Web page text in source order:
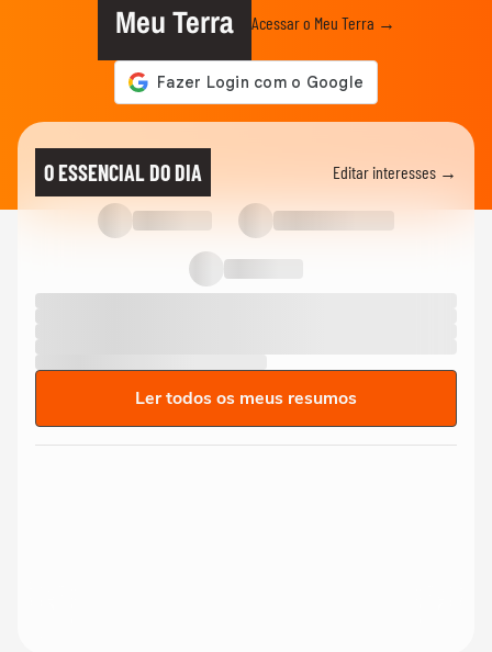
Meu Terra Acessar o Meu Terra →
O ESSENCIAL DO DIA Editar interesses →
Ler todos os meus resumos